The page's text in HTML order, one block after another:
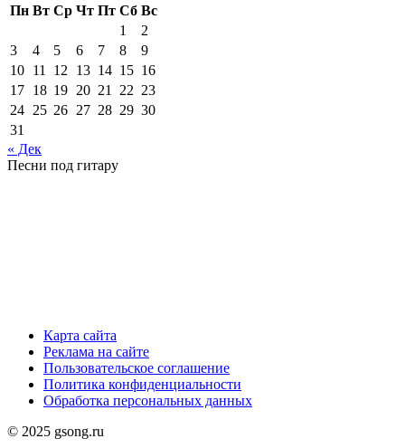
Пн Вт Ср Чт Пт Сб Вс
1
2
3
4 5 6 7 8
9
10 11 12 13 14 15 16
17 18 19 20 21 22 23
24 25 26 27 28 29 30
31
« Дек
Песни под гитару
Карта сайта
Реклама на сайте
Пользовательское соглашение
Политика конфиденциальности
Обработка персональных данных
© 2025 gsong.ru